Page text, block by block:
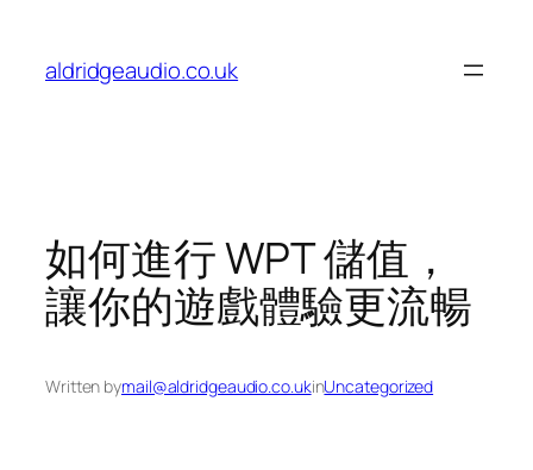
content
aldridgeaudio.co.uk
如何進行 WPT 儲值，
讓你的遊戲體驗更流暢
Written bymail@aldridgeaudio.co.ukinUncategorized